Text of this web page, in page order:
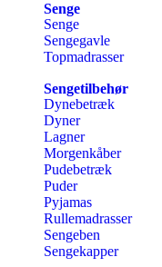
Senge
Senge
Sengegavle
Topmadrasser
Sengetilbehør
Dynebetræk
Dyner
Lagner
Morgenkåber
Pudebetræk
Puder
Pyjamas
Rullemadrasser
Sengeben
Sengekapper